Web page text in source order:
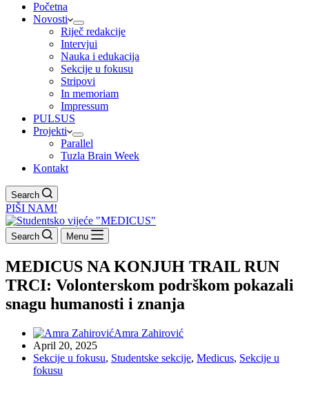
Početna
Novosti
Riječ redakcije
Intervjui
Nauka i edukacija
Sekcije u fokusu
Stripovi
In memoriam
Impressum
PULSUS
Projekti
Parallel
Tuzla Brain Week
Kontakt
Search
PIŠI NAM!
Search Menu
MEDICUS NA KONJUH TRAIL RUN
TRCI: Volonterskom podrškom pokazali
snagu humanosti i znanja
Amra Zahirović
April 20, 2025
Sekcije u fokusu, Studentske sekcije, Medicus, Sekcije u
fokusu